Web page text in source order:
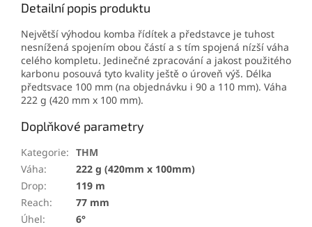
Detailní popis produktu
Největší výhodou komba řídítek a představce je tuhost
nesnížená spojením obou částí a s tím spojená nízší váha
celého kompletu. Jedinečné zpracování a jakost použitého
karbonu posouvá tyto kvality ještě o úroveň výš. Délka
předtsvace 100 mm (na objednávku i 90 a 110 mm). Váha
222 g (420 mm x 100 mm).
Doplňkové parametry
Kategorie: THM
Váha:
222 g (420mm x 100mm)
Drop:
119 m
Reach:
77 mm
Úhel:
6°